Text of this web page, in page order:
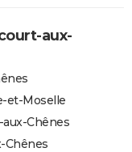
aux-
et-Moselle
Chênes
Chênes